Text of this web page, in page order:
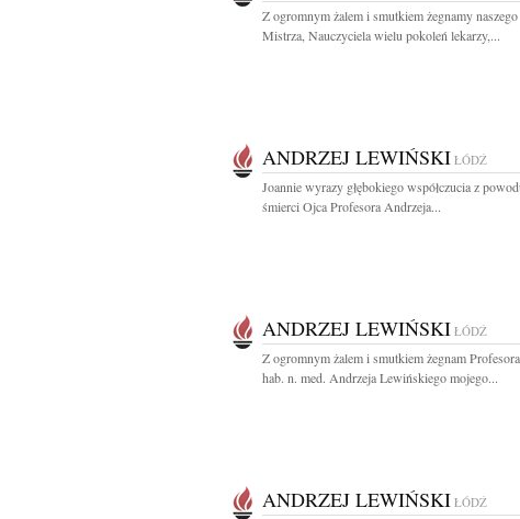
Z ogromnym żalem i smutkiem żegnamy naszego
Mistrza, Nauczyciela wielu pokoleń lekarzy,...
ANDRZEJ LEWIŃSKI ŁÓDŹ
Joannie wyrazy głębokiego współczucia z
śmierci Ojca Profesora Andrzeja...
ANDRZEJ LEWIŃSKI ŁÓDŹ
Z ogromnym żalem i smutkiem żegnam
hab. n. med. Andrzeja Lewińskiego mojego...
ANDRZEJ LEWIŃSKI ŁÓDŹ